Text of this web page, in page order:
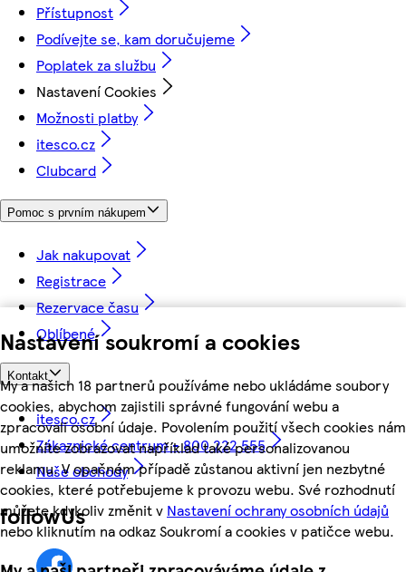
Nastavení soukromí a cookies
My a našich 18 partnerů používáme nebo ukládáme soubory
cookies, abychom zajistili správné fungování webu a
zpracovali osobní údaje. Povolením použití všech cookies nám
umožníte zobrazovat například také personalizovanou
reklamu. V opačném případě zůstanou aktivní jen nezbytné
cookies, které potřebujeme k provozu webu. Své rozhodnutí
můžete kdykoliv změnit v Nastavení ochrany osobních údajů
nebo kliknutím na odkaz Soukromí a cookies v patičce webu.
Přístupnost
Podívejte se, kam doručujeme
Poplatek za službu
Nastavení Cookies
Možnosti platby
itesco.cz
Clubcard
Pomoc s prvním nákupem
Jak nakupovat
Registrace
Rezervace času
Oblíbené
Kontakt
itesco.cz
Zákaznické centrum - 800 222 555
Naše obchody
followUs